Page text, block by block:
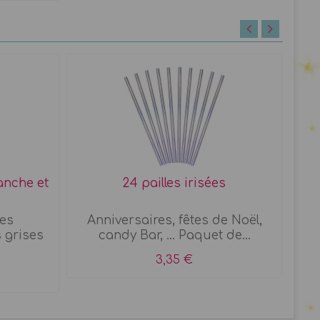
et
grises
24 pailles irisées
Anniversaires, fêtes de Noël,
candy Bar, ... Paquet de...
3,35 €